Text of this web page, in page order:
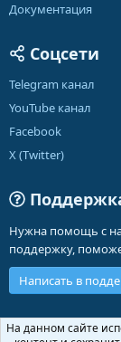
Документация
Соцсети
Telegram канал
YouTube канал
Facebook
X (Twitter)
Нужна помощь с
поддержку,
Написать в
Russian (RU)
На данном сайте